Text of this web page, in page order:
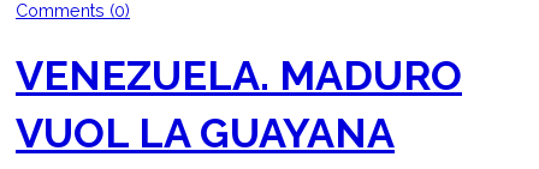
Comments (0)
VENEZUELA. MADURO
VUOL LA GUAYANA